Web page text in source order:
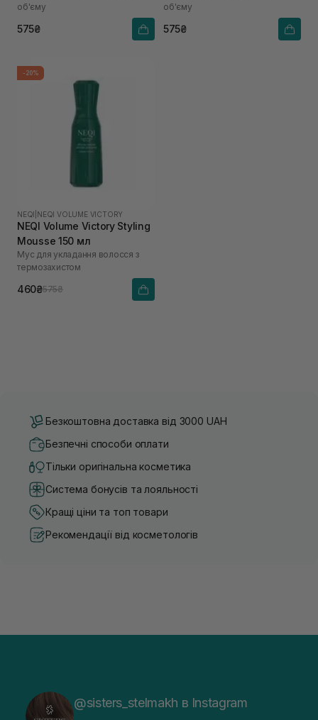
об'єму
575₴
об'єму
575₴
-20%
NEQI NEQI VOLUME VICTORY
NEQI Volume Victory Styling
Mousse 150 мл
Мус для укладання волосся з
термозахистом
460₴575₴
Безкоштовна доставка від 3000 UAH
Безпечні способи оплати
Тільки оригінальна косметика
Система бонусів та лояльності
Кращі ціни та топ товари
Рекомендації від косметологів
@sisters_stelmakh в Instagram